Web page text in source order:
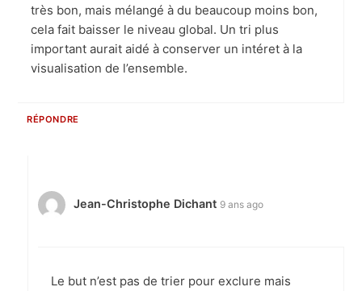
très bon, mais mélangé à du beaucoup moins bon,
cela fait baisser le niveau global. Un tri plus
important aurait aidé à conserver un intéret à la
visualisation de l’ensemble.
RÉPONDRE
Jean-Christophe Dichant 9 ans ago
Le but n’est pas de trier pour exclure mais